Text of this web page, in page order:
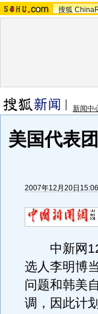
搜狐
新闻中
美国代表
2007年12月20日15:06
中新网12
选人李明博
问题和韩美
调，因此计